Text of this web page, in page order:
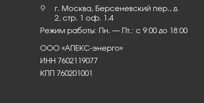
г. Москва, Берсеневский пер., д.
2, стр. 1 оф. 1.4
Режим работы: Пн. – Пт.: с 9:00 до 18:00
ООО «АПЕКС-энерго»
ИНН 7602119077
КПП 760201001